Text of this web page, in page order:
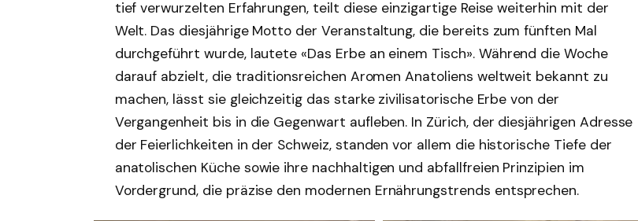
tief verwurzelten Erfahrungen, teilt diese einzigartige Reise weiterhin mit der
Welt. Das diesjährige Motto der Veranstaltung, die bereits zum fünften Mal
durchgeführt wurde, lautete «Das Erbe an einem Tisch». Während die Woche
darauf abzielt, die traditionsreichen Aromen Anatoliens weltweit bekannt zu
machen, lässt sie gleichzeitig das starke zivilisatorische Erbe von der
Vergangenheit bis in die Gegenwart aufleben. In Zürich, der diesjährigen Adresse
der Feierlichkeiten in der Schweiz, standen vor allem die historische Tiefe der
anatolischen Küche sowie ihre nachhaltigen und abfallfreien Prinzipien im
Vordergrund, die präzise den modernen Ernährungstrends entsprechen.